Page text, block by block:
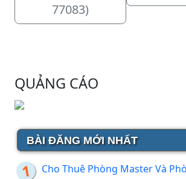
77083)
QUẢNG CÁO
BÀI ĐĂNG MỚI NHẤT
Cho Thuê Phòng Master Và